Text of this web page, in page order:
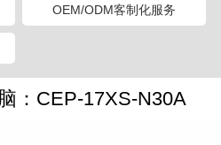
OEM/ODM客制化服务
：CEP-17XS-N30A